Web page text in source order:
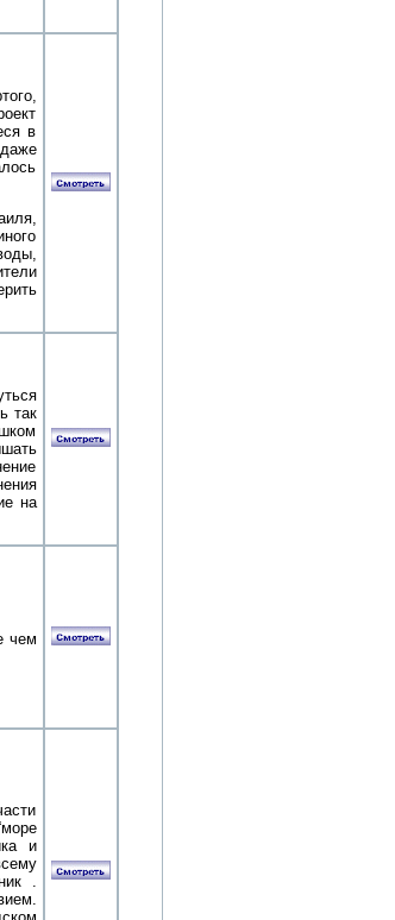
в
так
на
чем
и
.